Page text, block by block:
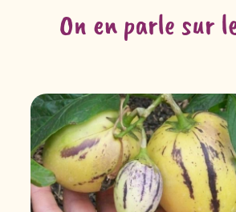
On en parle sur